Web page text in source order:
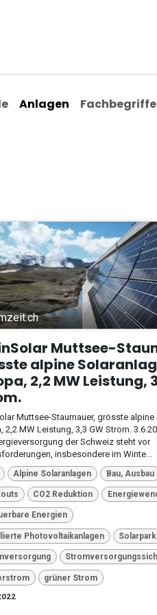
Anlagen Fachbegriffe
Muttsee-
alpine
2,2 MW Leistung,
Muttsee-Staumauer, grösste alpine
2,2 MW Leistung, 3,3 GW Strom.
der Schweiz steht vor
insbesondere im Winte...
Alpine Solaranlagen Bau, Ausbau
CO2 Reduktion
Energien
Photovoltaikanlagen Solarpark
grüner Strom